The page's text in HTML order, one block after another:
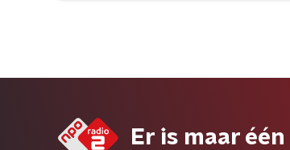
Er is maar